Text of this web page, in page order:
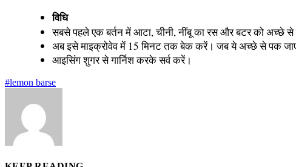
विधि
सबसे पहले एक बर्तन में आटा, चीनी, नींबू का रस और बटर को अच्छे
अब इसे माइक्रोवेव में 15 मिनट तक बेक करें। जब ये अच्छे से पक
आइसिंग शुगर से गार्निश करके सर्व करें।
#lemon barse